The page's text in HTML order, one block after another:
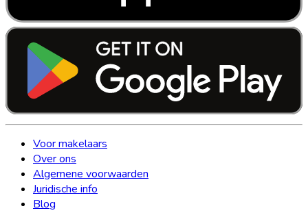
Voor makelaars
Over ons
Algemene voorwaarden
Juridische info
Blog